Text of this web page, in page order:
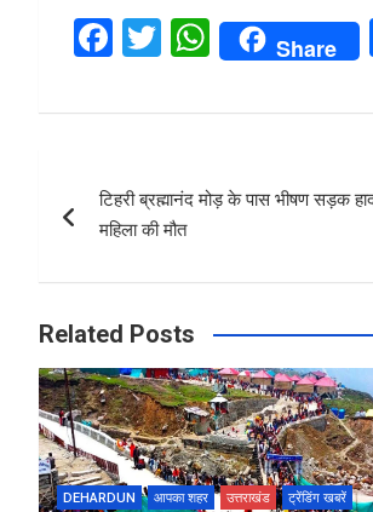
F
ce
o
o
k
T
tt
W
h
at
A
p
Share
navigation
टिहरी ब्रह्मानंद मोड़ के पास भीषण सड़क
महिला की मौत
Related Posts
DEHARDUN आपका शहर उत्तराखंड
ट्रेंडिंग खबरें